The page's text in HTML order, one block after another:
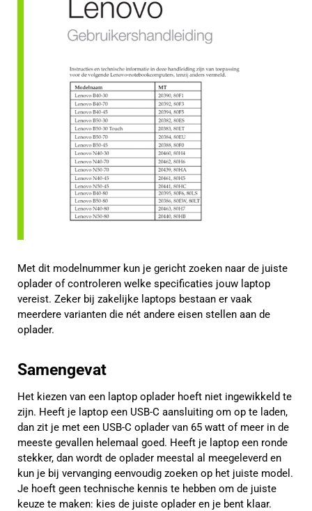
Met dit modelnummer kun je gericht zoeken naar de juiste
oplader of controleren welke specificaties jouw laptop
vereist. Zeker bij zakelijke laptops bestaan er vaak
meerdere varianten die nét andere eisen stellen aan de
oplader.
Samengevat
Het kiezen van een laptop oplader hoeft niet ingewikkeld te
zijn. Heeft je laptop een USB-C aansluiting om op te laden,
dan zit je met een USB-C oplader van 65 watt of meer in de
meeste gevallen helemaal goed. Heeft je laptop een ronde
stekker, dan wordt de oplader meestal al meegeleverd en
kun je bij vervanging eenvoudig zoeken op het juiste model.
Je hoeft geen technische kennis te hebben om de juiste
keuze te maken: kies de juiste oplader en je bent klaar.